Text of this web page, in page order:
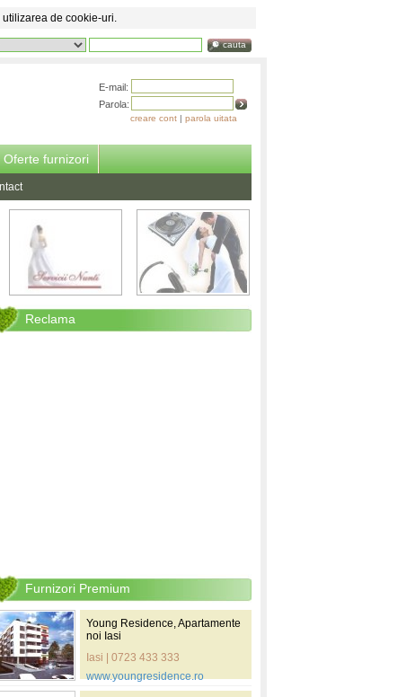
de cookie-uri.
cauta
E-mail:
Parola:
creare cont | parola uitata
Oferte furnizori
Reclama
Furnizori Premium
Young Residence, Apartamente
noi Iasi
Iasi | 0723 433 333
www.youngresidence.ro